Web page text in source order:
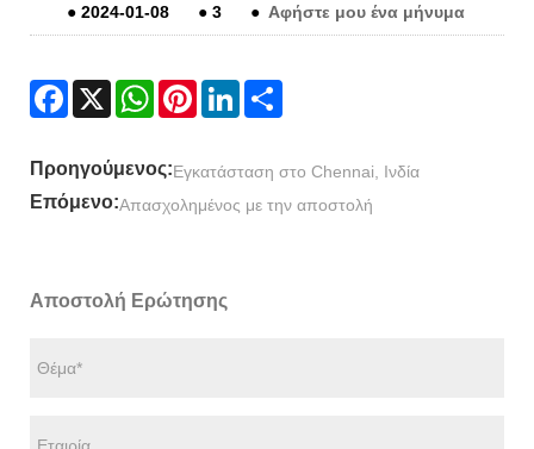
● 2024-01-08 ● 3 ● Αφήστε μου ένα μήνυμα
Facebook
X WhatsAppPinterestLinkedIn
Προηγούμενος:Εγκατάσταση στο Chennai, Ινδία
Επόμενο:Απασχολημένος με την αποστολή
Αποστολή Ερώτησης